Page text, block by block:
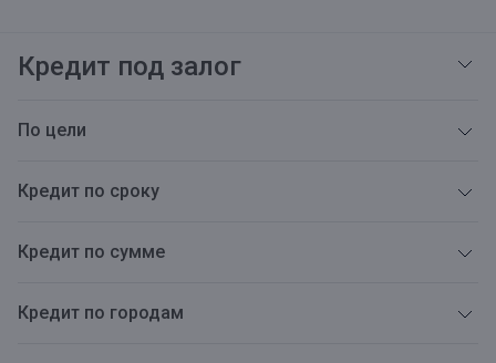
Кредит под залог
По цели
Кредит по сроку
Кредит по сумме
Кредит по городам